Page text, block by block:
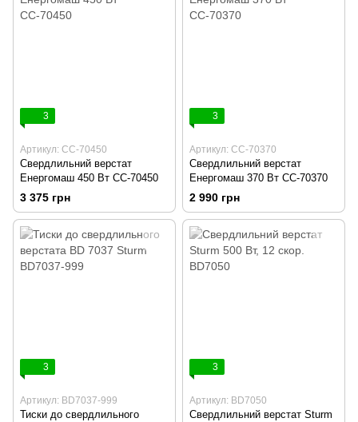
3
Артикул: СС-70450
Свердлильний верстат
Енергомаш 450 Вт СС-70450
3 375 грн
3
Артикул: СС-70370
Свердлильний верстат
Енергомаш 370 Вт СС-70370
2 990 грн
3
Артикул: BD7037-999
Тиски до свердлильного
3
Артикул: BD7050
Свердлильний верстат Sturm